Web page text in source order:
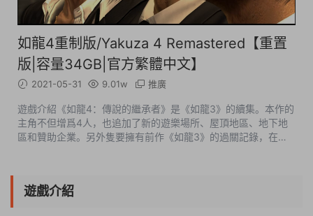
如龍4重制版/Yakuza 4 Remastered【重置
版|容量34GB|官方繁體中文】
2021-05-31 9.01w 推廣
遊戲介紹《如龍4：傳說的繼承者》是《如龍3》的續集。本作的
主角不但增爲4人，也追加了新的遊樂場所、屋頂地區、地下地
區和贊助企業。另外隻要擁有前作《如龍3》的過關記錄，在遊
遊戲介紹